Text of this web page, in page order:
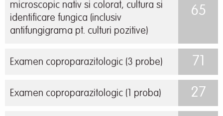
microscopic nativ si colorat, cultura si
identificare fungica (inclusiv
antifungigrama pt. culturi pozitive)
65
Examen coproparazitologic (3 probe) 71
Examen coproparazitologic (1 proba) 27